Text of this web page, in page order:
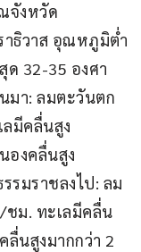
จังหวัด
าธิวาส อุณหภูมิต่ำ
ด 32-35 องศา
มา: ลมตะวันตก
ลมีคลื่นสูง
องคลื่นสูง
รมราชลงไป: ลม
ชม. ทะเลมีคลื่น
นสูงมากกว่า 2